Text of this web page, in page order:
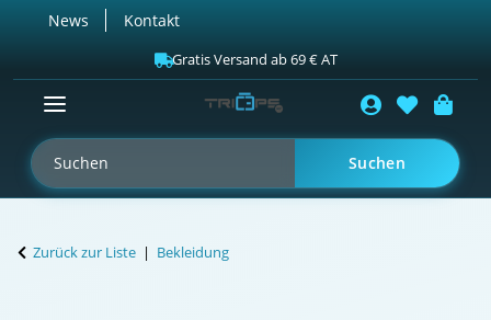
News Kontakt
Gratis Versand ab 69 € AT
Suchen
Zurück zur Liste Bekleidung